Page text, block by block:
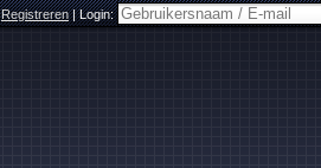
Registreren|Login: